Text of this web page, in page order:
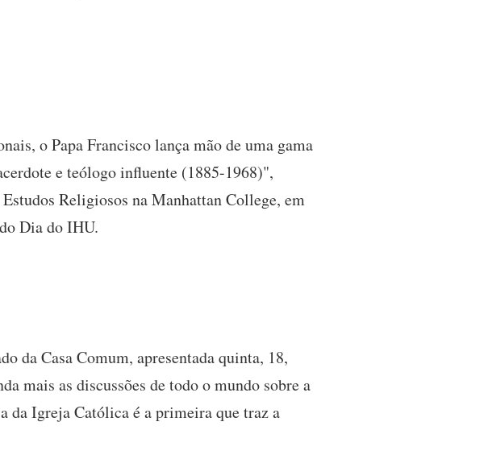
o Papa Francisco lança mão de uma gama
e teólogo influente (1885-1968)",
Religiosos na Manhattan College, em
Dia do IHU.
da Casa Comum, apresentada quinta, 18,
mais as discussões de todo o mundo sobre a
da Igreja Católica é a primeira que traz a